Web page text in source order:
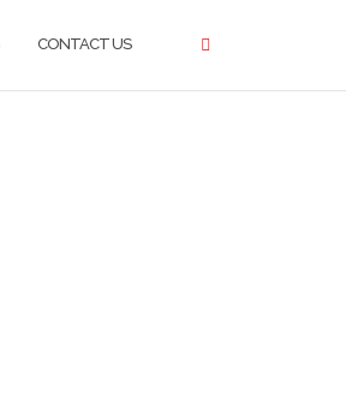
CONTACT US